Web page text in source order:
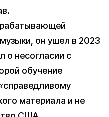
он ушел в 2023
о несогласии с
обучение
материала и не